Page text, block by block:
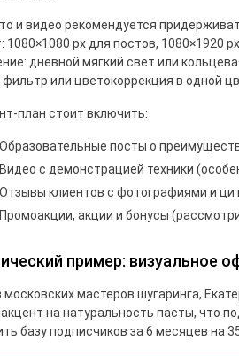
и видео рекомендуется
1080×1080 px для постов, 1080×1920
дневной мягкий свет или
или цветокоррекция в одной
план стоит включить:
Образовательные посты о
Видео с демонстрацией техники
Отзывы клиентов с фотографиями и
Промоакции, акции и бонусы
пример: визуальное
московских мастеров шугаринга,
на натуральность пасты, что
базу подписчиков за 6 месяцев на